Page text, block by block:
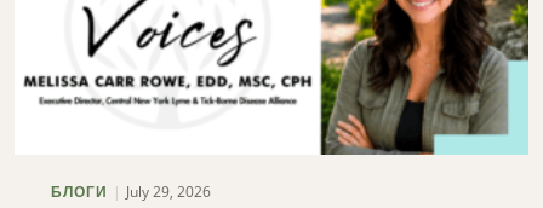
БЛОГИ July 29, 2026